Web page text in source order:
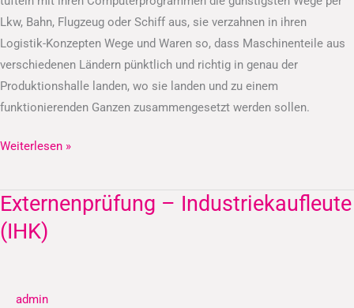
Lkw, Bahn, Flugzeug oder Schiff aus, sie verzahnen in ihren
Logistik-Konzepten Wege und Waren so, dass Maschinenteile aus
verschiedenen Ländern pünktlich und richtig in genau der
Produktionshalle landen, wo sie landen und zu einem
funktionierenden Ganzen zusammengesetzt werden sollen.
Weiterlesen »
Externenprüfung – Industriekaufleute
(IHK)
admin
Externenprüfung
–
Industriekaufleute